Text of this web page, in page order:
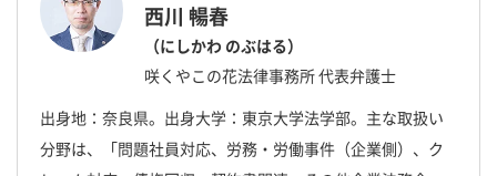
西川 暢春
（にしかわ のぶはる）
咲くやこの花法律事務所 代表弁護士
出身地：奈良県。出身大学：東京大学法学部。主な取扱い
分野は、「問題社員対応、労務・労働事件（企業側）、ク